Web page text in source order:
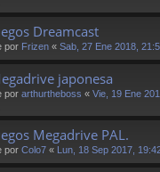
Dreamcast
por Frizen « Sab, 27 Ene 2018,
japonesa
por arthurtheboss « Vie, 19 Ene
Megadrive PAL.
por Colo7 « Lun, 18 Sep 2017,